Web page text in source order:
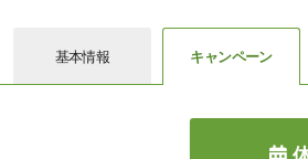
基本情報 キャンペーン